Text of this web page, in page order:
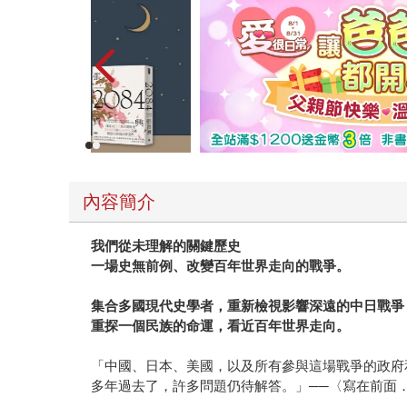
內容簡介
我們從未理解的關鍵歷史
一場史無前例、改變百年世界走向的戰爭。
集合多國現代史學者，重新檢視影響深遠的中日戰爭
重探一個民族的命運，看近百年世界走向。
「中國、日本、美國，以及所有參與這場戰爭的政
多年過去了，許多問題仍待解答。」──〈寫在前面